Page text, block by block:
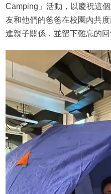
Camping」活動，以慶祝這
友和他們的爸爸在校園內共
進親子關係，並留下難忘的回